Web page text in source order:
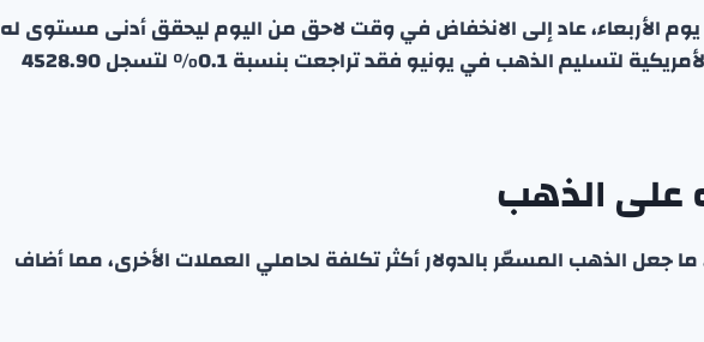
ارتفع الذهب بأكثر من 1% يوم الأربعاء، عاد إلى الانخفاض في وقت لاحق من اليوم ليحقق أدنى مستوى له
منذ 30 مارس. أما العقود الآجلة الأمريكية لتسليم الذهب في يونيو فقد تراجعت بنسبة 0.1% لتسجل 4528.90
على الذهب
ارتفاعاً بنسبة 0.1%، ما جعل الذهب المسعّر بالدولار أكثر تكلفة لحاملي العملات الأخرى، مما أضاف